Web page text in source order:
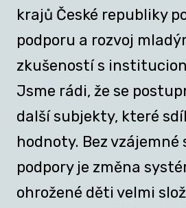
krajů České republiky
podporu a rozvoj
zkušeností s
Jsme rádi, že se
další subjekty, které
hodnoty. Bez vzájemné
podpory je změna
ohrožené děti velmi